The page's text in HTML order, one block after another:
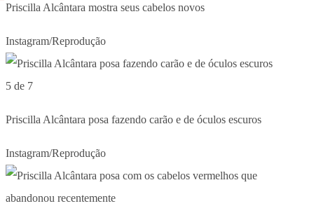
Priscilla Alcântara mostra seus cabelos novos
Instagram/Reprodução
5 de 7
Priscilla Alcântara posa fazendo carão e de óculos escuros
Instagram/Reprodução